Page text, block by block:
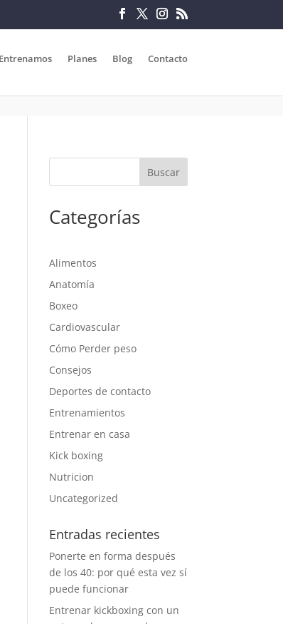
Planes Blog Contacto
Categorías
Alimentos
Anatomía
Boxeo
Cardiovascular
Cómo Perder peso
Consejos
Deportes de contacto
Entrenamientos
Entrenar en casa
Kick boxing
Nutricion
Uncategorized
Entradas recientes
Ponerte en forma después
de los 40: por qué esta vez sí
puede funcionar
Entrenar kickboxing con un